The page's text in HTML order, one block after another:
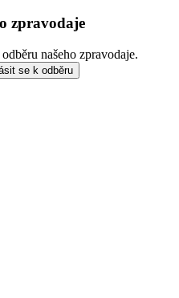
zpravodaje
našeho zpravodaje.
se k odběru